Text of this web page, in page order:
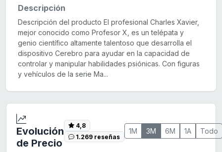
Descripción
Descripción del producto El profesional Charles Xavier,
mejor conocido como Profesor X, es un telépata y
genio científico altamente talentoso que desarrolla el
dispositivo Cerebro para ayudar en la capacidad de
controlar y manipular habilidades psiónicas. Con figuras
y vehículos de la serie Ma...
Evolución
de Precio
4,8
1.269 reseñas
1M 3M 6M 1A Todo